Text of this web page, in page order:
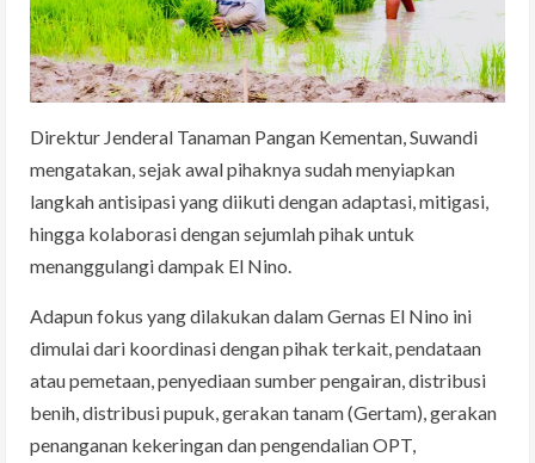
Direktur Jenderal Tanaman Pangan Kementan, Suwandi
mengatakan, sejak awal pihaknya sudah menyiapkan
langkah antisipasi yang diikuti dengan adaptasi, mitigasi,
hingga kolaborasi dengan sejumlah pihak untuk
menanggulangi dampak El Nino.
Adapun fokus yang dilakukan dalam Gernas El Nino ini
dimulai dari koordinasi dengan pihak terkait, pendataan
atau pemetaan, penyediaan sumber pengairan, distribusi
benih, distribusi pupuk, gerakan tanam (Gertam), gerakan
penanganan kekeringan dan pengendalian OPT,